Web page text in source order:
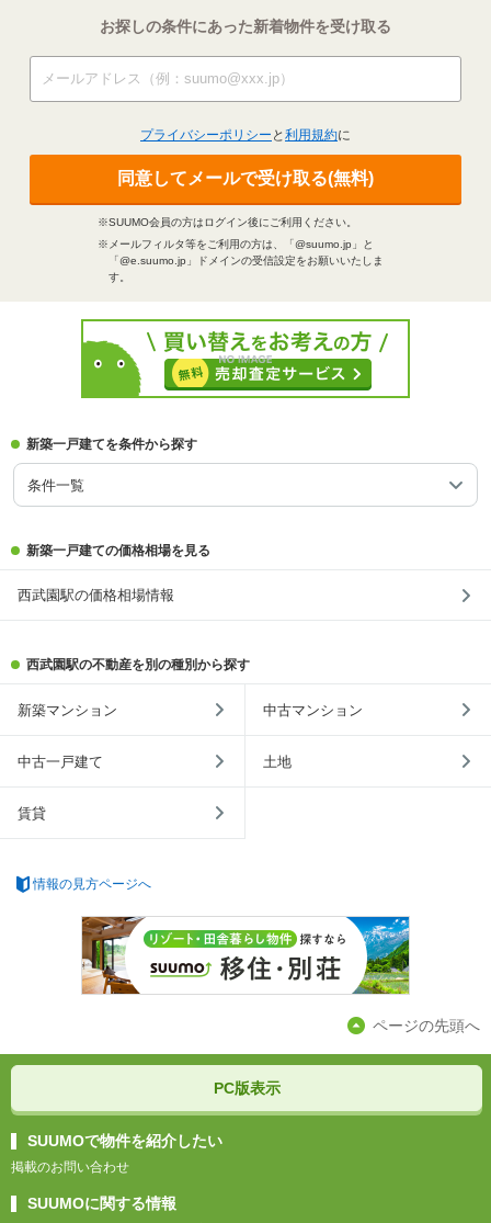
お探しの条件にあった新着物件を受け取る
プライバシーポリシー と 利用規約に
同意してメールで受け取る(無料)
※SUUMO会員の方はログイン後にご利用ください。
※メールフィルタ等をご利用の方は、「@suumo.jp」と
「@e.suumo.jp」ドメインの受信設定をお願いいたしま
す。
新築一戸建てを条件から探す
条件一覧
新築一戸建ての価格相場を見る
西武園駅の価格相場情報
西武園駅の不動産を別の種別から探す
新築マンション 中古マンション
中古一戸建て 土地
賃貸
情報の見方ページへ
ページの先頭へ
PC版表示
SUUMOで物件を紹介したい
掲載のお問い合わせ
SUUMOに関する情報